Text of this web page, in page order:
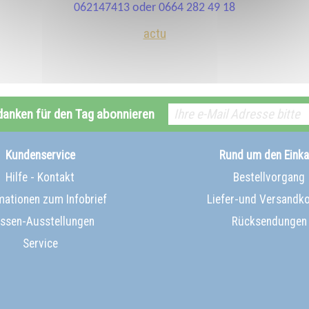
062147413 oder 0664 282 49 18
actu
für den Tag abonnieren
Kundenservice
Hilfe - Kontakt
zum Infobrief
Ausstellungen
Service
Rund um den
Bestellvorgang
Liefer-und
Rücksendungen